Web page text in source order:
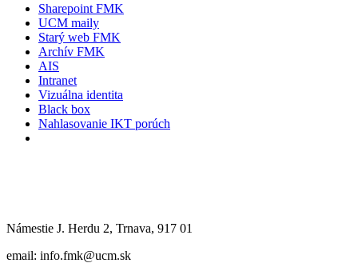
Sharepoint FMK
UCM maily
Starý web FMK
Archív FMK
AIS
Intranet
Vizuálna identita
Black box
Nahlasovanie IKT porúch
Námestie J. Herdu 2, Trnava, 917 01
email: info.fmk@ucm.sk